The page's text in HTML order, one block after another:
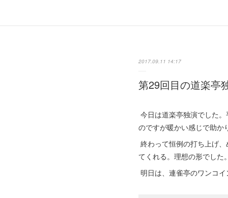
2017.09.11 14:17
第29回目の道楽亭
今日は道楽亭独演でした
のですが暖かい感じで助か
終わって恒例の打ち上げ
てくれる。理想の形でした
明日は、連雀亭のワンコ